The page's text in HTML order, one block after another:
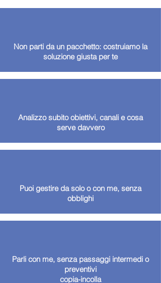
Non parti da un pacchetto: costruiamo la
soluzione giusta per te
Analizzo subito obiettivi, canali e cosa
serve davvero
Puoi gestire da solo o con me, senza
obblighi
Parli con me, senza passaggi intermedi o
preventivi
copia-incolla